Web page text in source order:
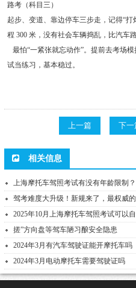
路考（科目三）
起步、变道、靠边停车三步走，记得“
程 300 米，没有社会车辆捣乱，比汽车
最怕“一紧张就忘动作”。提前去考场
试当练习，基本稳过。
上一篇 下一
相关信息
上海摩托车驾照考试有没有年龄限制
驾考难度大升级！新规来了，最权威
2025年10月上海摩托车驾照考试可以
搓”方向盘等驾车陋习酿安全隐患
2024年3月有汽车驾驶证能开摩托车吗
2024年3月电动摩托车需要驾驶证吗